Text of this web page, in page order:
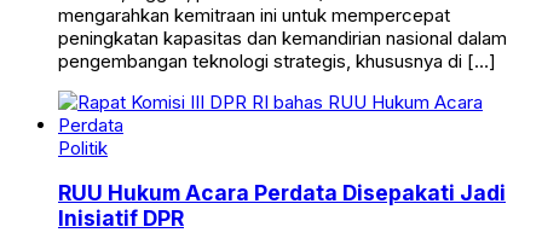
mengarahkan kemitraan ini untuk mempercepat
peningkatan kapasitas dan kemandirian nasional dalam
pengembangan teknologi strategis, khususnya di […]
Politik
RUU Hukum Acara Perdata Disepakati Jadi
Inisiatif DPR